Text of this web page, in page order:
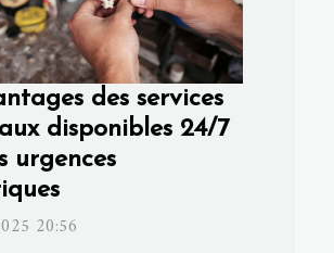
des services
disponibles 24/7
urgences
20:56